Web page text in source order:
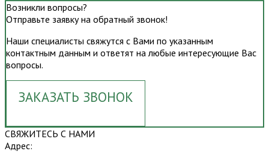
Возникли вопросы?
Отправьте заявку на обратный звонок!
Наши специалисты свяжутся с Вами по указанным
контактным данным и ответят на любые интересующие Вас
вопросы.
ЗАКАЗАТЬ ЗВОНОК
СВЯЖИТЕСЬ С НАМИ
Адрес: